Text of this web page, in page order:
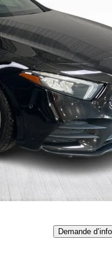
Affaire
Demande d’info